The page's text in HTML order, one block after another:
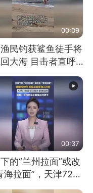
00:09
民钓获鲨鱼徒手将
大海 目击者直呼
（视频来源：参考
00:37
的“兰州拉面”或改
海拉面”，天津72家
已集体更换招牌